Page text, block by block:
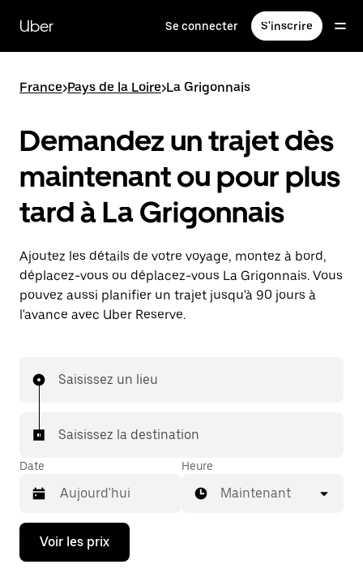
contenu
principal
Uber Se connecter S'inscrire
France>Pays de la Loire>La Grigonnais
Demandez un trajet dès
maintenant ou pour plus
tard à La Grigonnais
Ajoutez les détails de votre voyage, montez à bord,
déplacez-vous ou déplacez-vous La Grigonnais. Vous
pouvez aussi planifier un trajet jusqu'à 90 jours à
l'avance avec Uber Reserve.
Saisissez un lieu
Saisissez la destination
Date
Appuyez
la
Heure
Maintenant
Voir les prix